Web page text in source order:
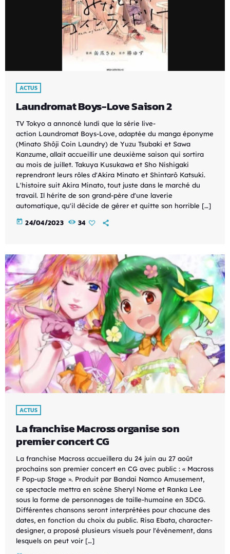
ACTUS
Laundromat Boys-Love Saison 2
TV Tokyo a annoncé lundi que la série live-
action Laundromat Boys-Love, adaptée du manga éponyme
(Minato Shôji Coin Laundry) de Yuzu Tsubaki et Sawa
Kanzume, allait accueillir une deuxième saison qui sortira
au mois de juillet. Takuya Kusukawa et Sho Nishigaki
reprendront leurs rôles d'Akira Minato et Shintarô Katsuki.
L'histoire suit Akira Minato, tout juste dans le marché du
travail. Il hérite de son grand-père d'une laverie
automatique, qu'il décide de gérer et quitte son horrible […]
today 24/04/2023 34
ACTUS
La franchise Macross organise son
premier concert CG
La franchise Macross accueillera du 24 juin au 27 août
prochains son premier concert en CG avec public : « Macross
F Pop-up Stage ». Produit par Bandai Namco Amusement,
ce spectacle mettra en scène Sheryl Nome et Ranka Lee
sous la forme de personnages de taille-humaine en 3DCG.
Différentes chansons seront interprétées pour chacune des
dates, en fonction du choix du public. Risa Ebata, character-
designer, a proposé plusieurs visuels pour l'événement, dans
lesquels on peut voir […]